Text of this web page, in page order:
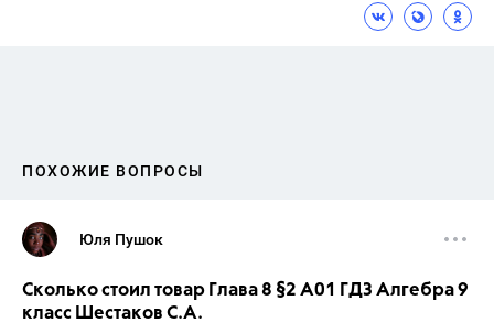
ПОХОЖИЕ ВОПРОСЫ
Юля Пушок
Сколько стоил товар Глава 8 §2 А01 ГДЗ Алгебра 9
класс Шестаков С.А.